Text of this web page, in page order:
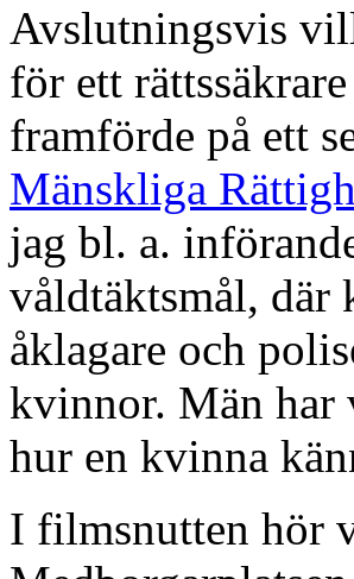
Avslutningsvis
för ett
framförde på ett
Mänskliga
jag bl. a.
våldtäktsmål, där
åklagare och
kvinnor. Män har
hur en kvinna
I filmsnutten hör